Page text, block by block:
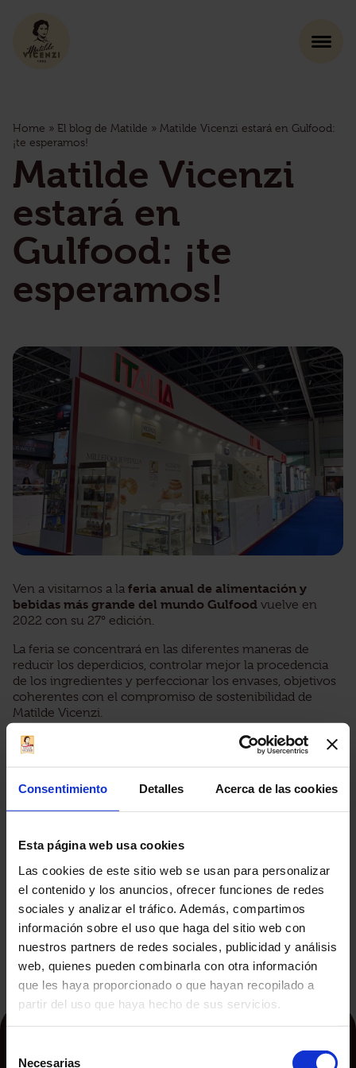
Consentimiento Detalles Acerca de las cookies
Esta página web usa cookies
Las cookies de este sitio web se usan para personalizar
el contenido y los anuncios, ofrecer funciones de redes
sociales y analizar el tráfico. Además, compartimos
información sobre el uso que haga del sitio web con
nuestros partners de redes sociales, publicidad y análisis
web, quienes pueden combinarla con otra información
que les haya proporcionado o que hayan recopilado a
partir del uso que haya hecho de sus servicios.
Necesarias
Home » El blog de Matilde » Matilde Vicenzi estará en Gulfood:
¡te esperamos!
Matilde Vicenzi
estará en
Gulfood: ¡te
esperamos!
Ven a visitarnos a la feria anual de alimentación y
bebidas más grande del mundo Gulfood vuelve en
2022 con su 27° edición.
La feria se concentrará en las diferentes maneras de
reducir los deperdicios, controlar mejor la procedencia
de los ingredientes y perfeccionar los envases, objetivos
coherentes con el compromiso de sostenibilidad de
Matilde Vicenzi.
Será una oportunidad única para conocernos mejor,
intercambiar ideas y estrechar aún más nuestra relación
esperamos en nuestro stand: PABELLONES SHEIKH
Previous
Matilde Vicenzi estará en ISM Colonia: ven a visitarnos
Next
Matilde Vicenzi celebra el Día del Tiramisú